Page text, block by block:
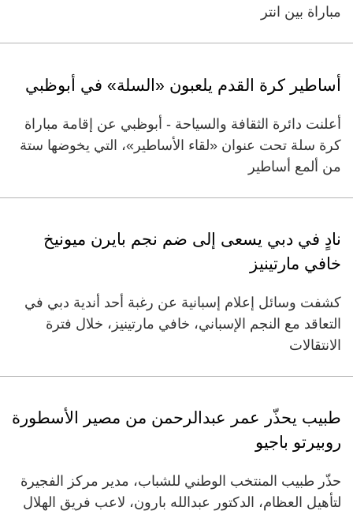
مباراة بين انتر
أساطير كرة القدم يلعبون «السلة» في أبوظبي
أعلنت دائرة الثقافة والسياحة - أبوظبي عن إقامة مباراة
كرة سلة تحت عنوان «لقاء الأساطير»، التي يخوضها ستة
من ألمع أساطير
نادٍ في دبي يسعى إلى ضم نجم بايرن ميونيخ
خافي مارتينيز
كشفت وسائل إعلام إسبانية عن رغبة أحد أندية دبي في
التعاقد مع النجم الإسباني، خافي مارتينيز، خلال فترة
الانتقالات
طبيب يحذّر عمر عبدالرحمن من مصير الأسطورة
روبيرتو باجيو
حذّر طبيب المنتخب الوطني للشباب، مدير مركز الفجيرة
لتأهيل العظام، الدكتور عبدالله بارون، لاعب فريق الهلال